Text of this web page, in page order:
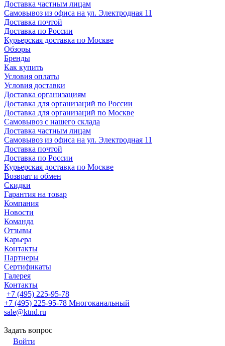
Доставка частным лицам
Самовывоз из офиса на ул. Электродная 11
Доставка почтой
Доставка по России
Курьерская доставка по Москве
Обзоры
Бренды
Как купить
Условия оплаты
Условия доставки
Доставка организациям
Доставка для организаций по России
Доставка для организаций по Москве
Самовывоз с нашего склада
Доставка частным лицам
Самовывоз из офиса на ул. Электродная 11
Доставка почтой
Доставка по России
Курьерская доставка по Москве
Возврат и обмен
Скидки
Гарантия на товар
Компания
Новости
Команда
Отзывы
Карьера
Контакты
Партнеры
Сертификаты
Галерея
Контакты
+7 (495) 225-95-78
+7 (495) 225-95-78 Многоканальный
sale@ktnd.ru
Задать вопрос
Войти